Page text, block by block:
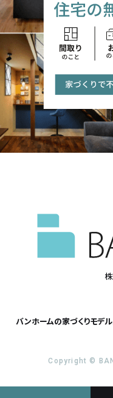
バンホームの家づくりモデ
Copyright ©